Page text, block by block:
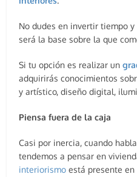
No dudes en invertir tiempo
será la base sobre la que
Si tu opción es realizar un
adquirirás conocimientos
y artístico, diseño digital,
Piensa fuera de la caja
Casi por inercia, cuando
tendemos a pensar en
interiorismoestá presente